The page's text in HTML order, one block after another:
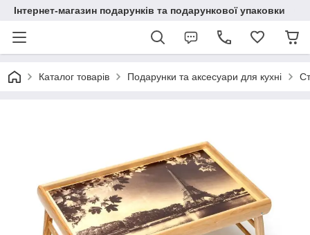
Інтернет-магазин подарунків та подарункової упаковки
Каталог товарів Подарунки та аксесуари для кухні